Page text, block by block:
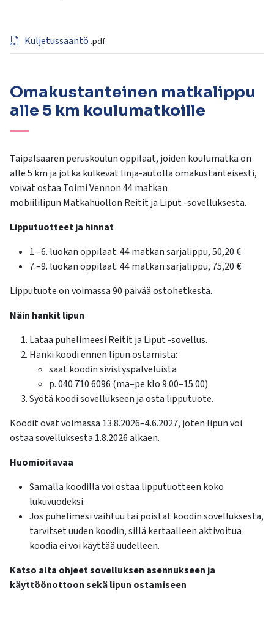
Kuljetussääntö .pdf
Omakustanteinen matkalippu
alle 5 km koulumatkoille
Taipalsaaren peruskoulun oppilaat, joiden koulumatka on
alle 5 km ja jotka kulkevat linja-autolla omakustanteisesti,
voivat ostaa Toimi Vennon 44 matkan
mobiililipun Matkahuollon Reitit ja Liput -sovelluksesta.
Lipputuotteet ja hinnat
1.–6. luokan oppilaat: 44 matkan sarjalippu, 50,20€
7.–9. luokan oppilaat: 44 matkan sarjalippu, 75,20€
Lipputuote on voimassa 90 päivää ostohetkestä.
Näin hankit lipun
Lataa puhelimeesi Reitit ja Liput -sovellus.
Hanki koodi ennen lipun ostamista:
saat koodin sivistyspalveluista
p. 040 710 6096 (ma–pe klo 9.00–15.00)
Syötä koodi sovellukseen ja osta lipputuote.
Koodit ovat voimassa 13.8.2026–4.6.2027, joten lipun voi
ostaa sovelluksesta 1.8.2026 alkaen.
Huomioitavaa
Samalla koodilla voi ostaa lipputuotteen koko
lukuvuodeksi.
Jos puhelimesi vaihtuu tai poistat koodin sovelluksesta,
tarvitset uuden koodin, sillä kertaalleen aktivoitua
koodia ei voi käyttää uudelleen.
Katso alta ohjeet sovelluksen asennukseen ja
käyttöönottoon sekä lipun ostamiseen